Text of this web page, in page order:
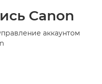
Canon
аккаунтом